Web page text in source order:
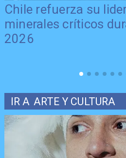
Chile refuerza su
minerales críticos
2026
IR A ARTE Y CULTURA